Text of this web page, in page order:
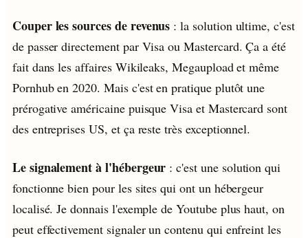
Couper les sources de revenus : la solution ultime, c'est
de passer directement par Visa ou Mastercard. Ça a été
fait dans les affaires Wikileaks, Megaupload et même
Pornhub en 2020. Mais c'est en pratique plutôt une
prérogative américaine puisque Visa et Mastercard sont
des entreprises US, et ça reste très exceptionnel.
Le signalement à l'hébergeur : c'est une solution qui
fonctionne bien pour les sites qui ont un hébergeur
localisé. Je donnais l'exemple de Youtube plus haut, on
peut effectivement signaler un contenu qui enfreint les